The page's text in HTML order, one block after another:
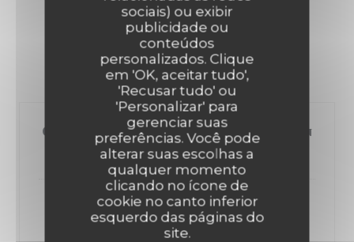
sociais) ou exibir
publicidade ou
conteúdos
personalizados. Clique
em 'OK, aceitar tudo',
'Recusar tudo' ou
'Personalizar' para
gerenciar suas
preferências. Você pode
alterar suas escolhas a
qualquer momento
clicando no ícone de
cookie no canto inferior
esquerdo das páginas do
site.
32,00 EUR
Entrée
Ou tartare de thon émulsion à l’eau
de tomates
Ou foie gras de canard maison et
sorbet poire +2€